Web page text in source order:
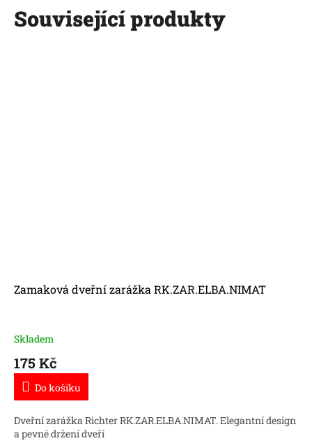
Související produkty
Zamaková dveřní zarážka RK.ZAR.ELBA.NIMAT
Skladem
175 Kč
Do košíku
Dveřní zarážka Richter RK.ZAR.ELBA.NIMAT. Elegantní design
a pevné držení dveří